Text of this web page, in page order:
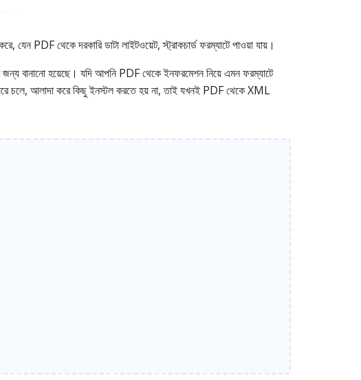
থেকে দরকারি ডাটা লাইটওয়েট, স্ট্রাকচার্ড ফরম্যাটে পাওয়া যায়।
হয়েছে। যদি আপনি PDF থেকে ইনফরমেশন নিয়ে এমন ফরম্যাটে
চলে, আলাদা করে কিছু ইনস্টল করতে হয় না, তাই যখনই PDF থেকে XML